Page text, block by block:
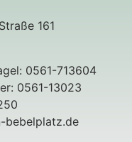
161
0561-713604
0561-13023
bebelplatz.de